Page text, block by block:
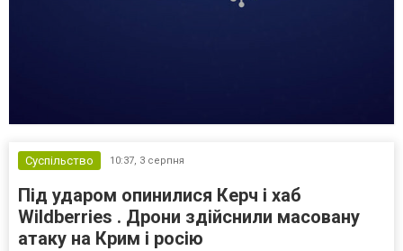
Суспільство 10:37, 3 серпня
Під ударом опинилися Керч і хаб
Wildberries . Дрони здійснили масовану
атаку на Крим і росію